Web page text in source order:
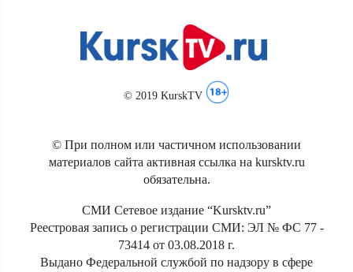
© 2019 KurskTV
© При полном или частичном использовании
материалов сайта активная ссылка на kursktv.ru
обязательна.
СМИ Сетевое издание “Kursktv.ru”
Реестровая запись о регистрации СМИ: ЭЛ № ФС 77 -
73414 от 03.08.2018 г.
Выдано Федеральной службой по надзору в сфере